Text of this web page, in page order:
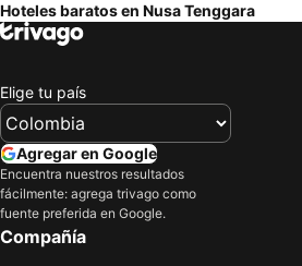
Hotel Indigo Bali Seminyak Beach By Ihg
Prama
Maison Aurelia Sanur, Bali - By Préférence
Bakung Sari Resort and Spa
Kuta Central Park Hotel
Grand Mercure Bali Seminyak
Bali Diva Hotel Kuta
Holiday Inn Express Baruna Bali By Ihg
Hoteles baratos en Nusa Tenggara
Elige tu país
Agregar en Google
Encuentra nuestros resultados
fácilmente: agrega trivago como
fuente preferida en Google.
Compañía